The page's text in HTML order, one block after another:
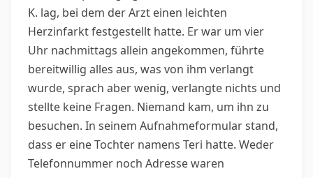
K. lag, bei dem der Arzt einen leichten
Herzinfarkt festgestellt hatte. Er war um vier
Uhr nachmittags allein angekommen, führte
bereitwillig alles aus, was von ihm verlangt
wurde, sprach aber wenig, verlangte nichts und
stellte keine Fragen. Niemand kam, um ihn zu
besuchen. In seinem Aufnahmeformular stand,
dass er eine Tochter namens Teri hatte. Weder
Telefonnummer noch Adresse waren